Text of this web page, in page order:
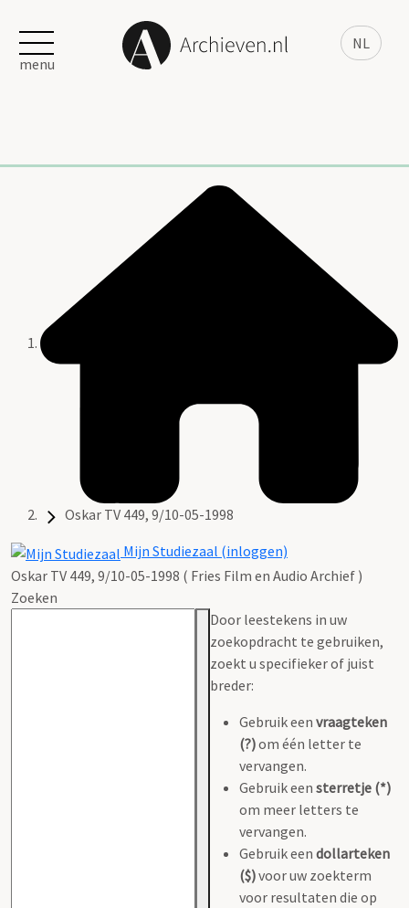
NL
menu
Oskar TV 449, 9/10-05-1998
Mijn Studiezaal (inloggen)
Oskar TV 449, 9/10-05-1998 ( Fries Film en Audio Archief )
Zoeken
Door leestekens in uw
zoekopdracht te gebruiken,
zoekt u specifieker of juist
breder:
Gebruik een vraagteken
(?)om één letter te
vervangen.
Gebruik een sterretje (*)
om meer letters te
vervangen.
Gebruik een dollarteken
($)voor uw zoekterm
voor resultaten die op